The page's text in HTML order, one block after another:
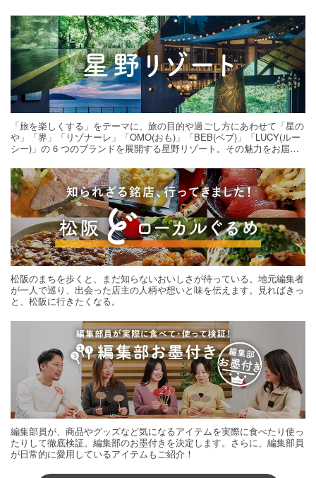
「旅を楽しくする」をテーマに、旅の目的や過ごし方にあわせて「星の
や」「界」「リゾナーレ」「OMO(おも)」「BEB(ベブ)」「LUCY(ルー
シー)」の 6 つのブランドを展開する星野リゾート。その魅力をお届け
松阪のまちを歩くと、まだ知らないおいしさが待っている。地元編集者
が一人で巡り、出会った店主の人柄や想いと味を伝えます。見ればきっ
と、松阪に行きたくなる。
編集部員が、商品やグッズなど気になるアイテムを実際に食べたり使っ
たりして徹底検証。編集部のお墨付きを決定します。さらに、編集部員
が日常的に愛用しているアイテムもご紹介！